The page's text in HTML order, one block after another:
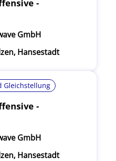
-
GmbH
Hansestadt
Gleichstellung
-
GmbH
Hansestadt